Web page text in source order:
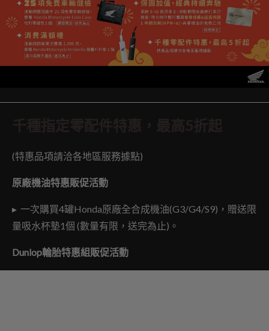
(特惠品項請洽各地區服務據點)
原廠機油特惠販促活動
▸ 一次購買4罐Honda原廠全合成機油(G3/G4/S9)，贈送限
量吸水杯墊1個 (數量有限，送完為止)。
Dunlop輪胎特惠組販促活動